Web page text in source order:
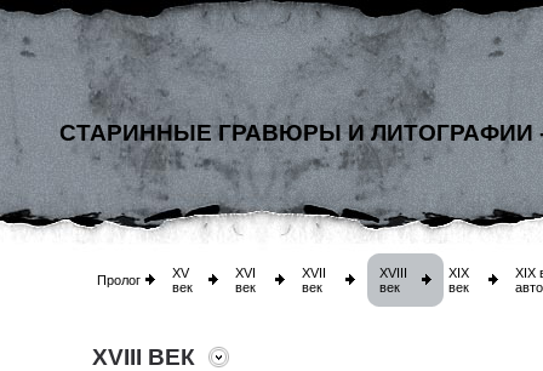
СТАРИННЫЕ ГРАВЮРЫ И ЛИТОГРАФИИ
Пролог
XV
век
XVI
век
XVII
век
XVIII
век
XIX
век
XIX
XVIII ВЕК